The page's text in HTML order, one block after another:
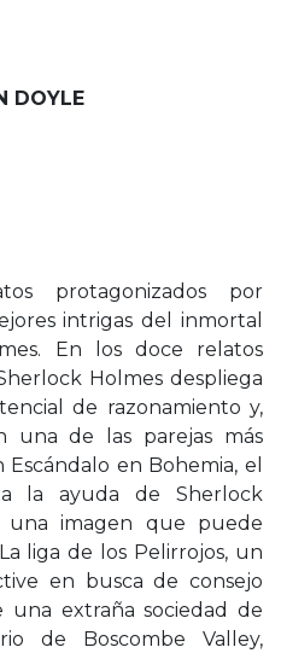
DOYLE
protagonizados por
intrigas del inmortal
En los doce relatos
Holmes despliega
de razonamiento y,
una de las parejas más
en Bohemia, el
la ayuda de Sherlock
una imagen que puede
liga de los Pelirrojos, un
en busca de consejo
una extraña sociedad de
de Boscombe Valley,